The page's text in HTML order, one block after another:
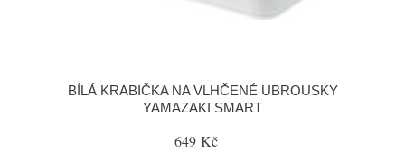
BÍLÁ KRABIČKA NA VLHČENÉ UBROUSKY
YAMAZAKI SMART
649 Kč